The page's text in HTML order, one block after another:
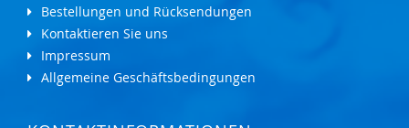
Bestellungen und Rücksendungen
Kontaktieren Sie uns
Impressum
Allgemeine Geschäftsbedingungen